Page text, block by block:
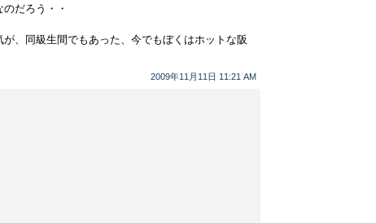
2009年11月11日 11:21 AM
だろう・・
、同級生間でもあった、今でもぼくはホットな阪